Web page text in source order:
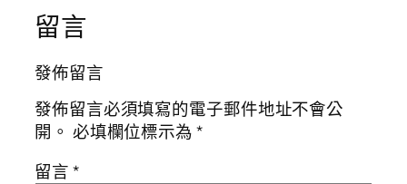
留言
發佈留言
發佈留言必須填寫的電子郵件地址不會公
開。 必填欄位標示為*
留言*